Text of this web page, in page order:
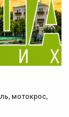
мотокрос,